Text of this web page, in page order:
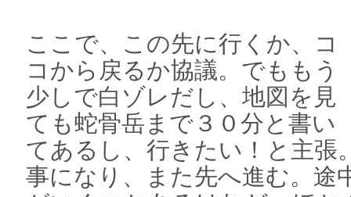
ここで、この先に行くか、コ
コから戻るか協議。でももう
少しで白ゾレだし、地図を見
ても蛇骨岳まで３０分と書い
てあるし、行きたい！と主張
事になり、また先へ進む。途